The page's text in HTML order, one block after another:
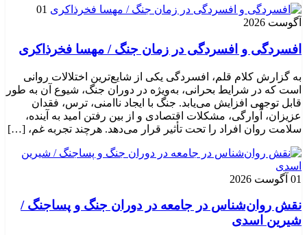
01
آگوست 2026
افسردگی و افسردگی در زمان جنگ / مهسا فخرذاکری
به گزارش کلام قلم، افسردگی یکی از شایع‌ترین اختلالات روانی
است که در شرایط بحرانی، به‌ویژه در دوران جنگ، شیوع آن به طور
قابل توجهی افزایش می‌یابد. جنگ با ایجاد ناامنی، ترس، فقدان
عزیزان، آوارگی، مشکلات اقتصادی و از بین رفتن امید به آینده،
سلامت روان افراد را تحت تأثیر قرار می‌دهد. هرچند تجربه غم، […]
01 آگوست 2026
نقش روان‌شناس در جامعه در دوران جنگ و پساجنگ /
شیرین اسدی